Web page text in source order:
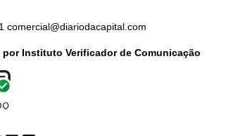
comercial@diariodacapital.com
Instituto Verificador de Comunicação